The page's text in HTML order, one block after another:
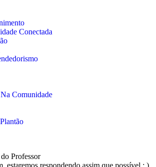
Conectada
Comunidade
Professor